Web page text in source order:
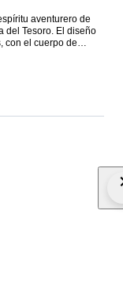
aventurero de
del Tesoro. El diseño
con el cuerpo de
la temática de la
capuchón luce el